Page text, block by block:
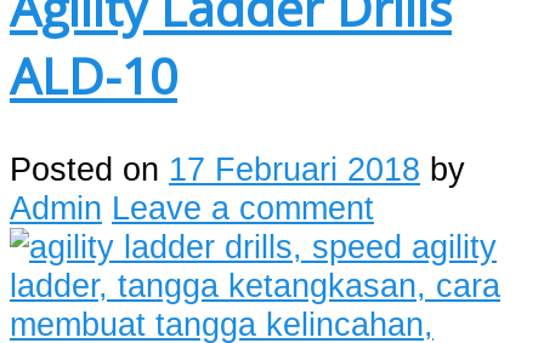
ALD-10
Posted on 17 Februari 2018 by
Admin Leave a comment